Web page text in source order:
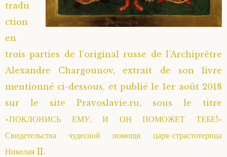
Saint Sophrony l’Athonite
Sainte Matrone de Moscou
Staritsa Marie Makovkine
Staritsa Anastasia
Archimandrite Lazare (Abachidzé)
Gerondissa Makrina (Vassopoulou)
Archimandrite Nathanaël (Pospelov)
tradu
ction
en
trois parties de l’original russe de l’Archiprêtre
Alexandre Chargounov, extrait de son livre
mentionné ci-dessous, et publié le 1er août 2018
sur le site Pravoslavie.ru, sous le titre
«ПОКЛОНИСЬ ЕМУ, И ОН ПОМОЖЕТ ТЕБЕ!»
Свидетельства чудесной помощи царя-страстотерпца
Николая II.